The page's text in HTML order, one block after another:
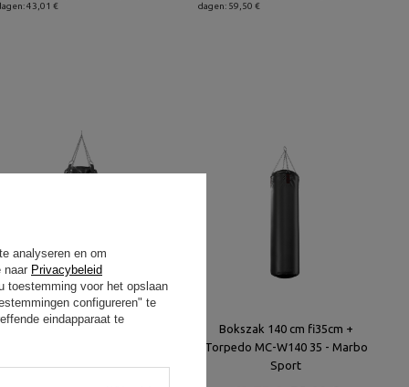
43,01 €
dagen: 59,50 €
Bokszak extra verstevigd 180
45-EX - Marbo Sport
Bokszak 140 cm fi35cm +
Torpedo MC-W140 35 - Marbo
Sport
analyseren en om
naar Privacybeleid
toestemming voor het opslaan
configureren" te
eindapparaat te